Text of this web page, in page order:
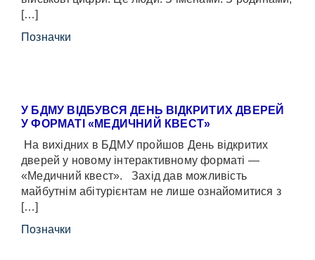
[…]
Позначки
У БДМУ ВІДБУВСЯ ДЕНЬ ВІДКРИТИХ ДВЕРЕЙ
У ФОРМАТІ «МЕДИЧНИЙ КВЕСТ»
На вихідних в БДМУ пройшов День відкритих
дверей у новому інтерактивному форматі —
«Медичний квест». Захід дав можливість
майбутнім абітурієнтам не лише ознайомитися з
[…]
Позначки